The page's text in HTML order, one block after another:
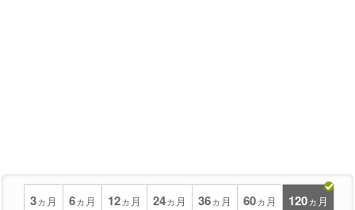
3ヵ月 6ヵ月 12ヵ月 24ヵ月 36ヵ月 60ヵ月 120ヵ月